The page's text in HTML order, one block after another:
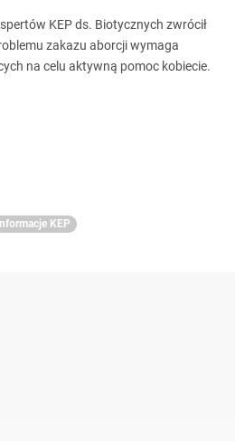
KEP ds. Biotycznych zwrócił
zakazu aborcji wymaga
na celu aktywną pomoc kobiecie.
KEP